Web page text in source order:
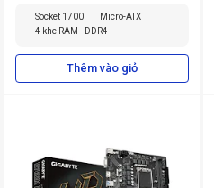
Socket 1700
Micro-ATX
4 khe RAM - DDR4
Thêm vào giỏ